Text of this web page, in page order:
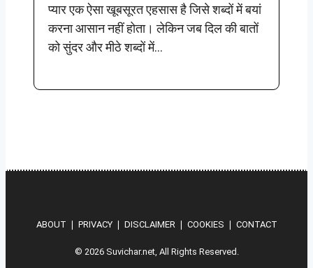
प्यार एक ऐसा खूबसूरत एहसास है जिसे शब्दों में बयां
करना आसान नहीं होता। लेकिन जब दिल की बातों
को सुंदर और मीठे शब्दों में...
ABOUT ❘ PRIVACY❘ DISCLAIMER❘ COOKIES ❘ CONTACT
© 2026 Suvichar.net, All Rights Reserved.